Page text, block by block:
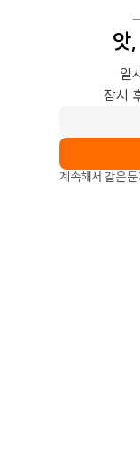
앗
일
잠시
계속해서 같은